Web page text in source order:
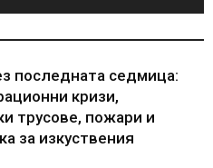
последната седмица:
кризи,
трусове, пожари и
за изкуствения